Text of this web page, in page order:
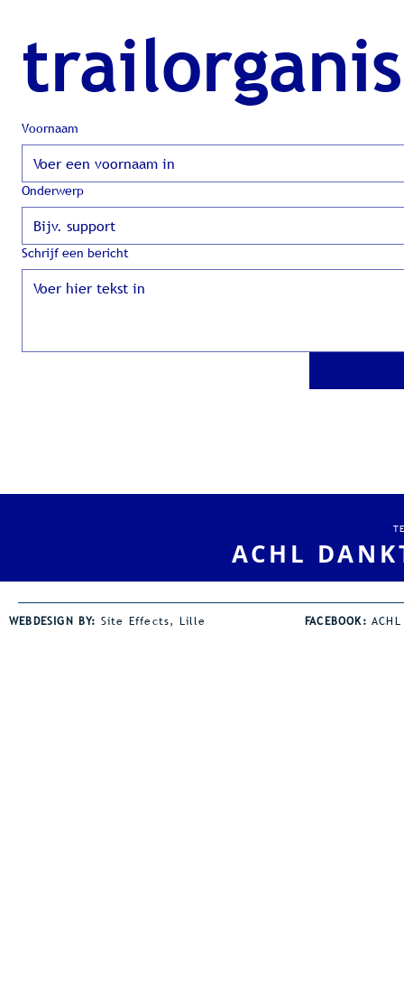
Voornaam
Onderwerp
Schrijf een bericht
ACHL
WEBDESIGN BY: Site Effects, Lille FACEBOOK:ACHL